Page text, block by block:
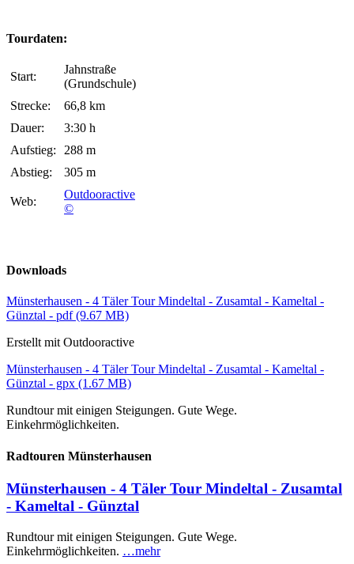
Tourdaten:
Start:
Jahnstraße
(Grundschule)
Strecke:
66,8 km
Dauer:
3:30 h
Aufstieg:
288 m
Abstieg:
305 m
Web:
Outdooractive
©
Downloads
Münsterhausen - 4 Täler Tour Mindeltal - Zusamtal - Kameltal -
Günztal - pdf(9.67 MB)
Erstellt mit Outdooractive
Münsterhausen - 4 Täler Tour Mindeltal - Zusamtal - Kameltal -
Günztal - gpx (1.67 MB)
Rundtour mit einigen Steigungen. Gute Wege.
Einkehrmöglichkeiten.
Radtouren Münsterhausen
Münsterhausen - 4 Täler Tour Mindeltal - Zusamtal
- Kameltal - Günztal
Rundtour mit einigen Steigungen. Gute Wege.
Einkehrmöglichkeiten. …mehr